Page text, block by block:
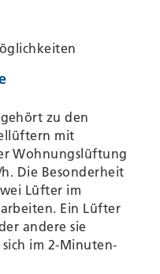
zu den
mit
Wohnungslüftung
Die Besonderheit
Lüfter im
Ein Lüfter
andere sie
im 2-Minuten-